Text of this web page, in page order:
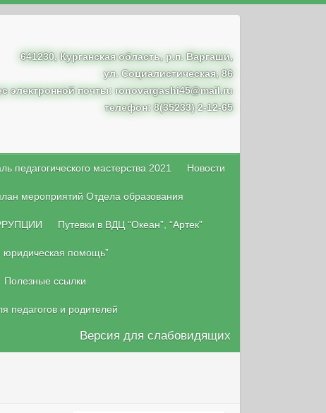
641230, Курганская область, р.п. Варгаши,
ул. Социалистическая, 86
электронной почты: ronovargashi45@mail.ru
телефон: 8(35233) 2-12-65
педагогического мастерства 2021 Новости
мероприятий Отдела образования
Путевки в ВДЦ “Океан”, “Артек”
юридическая помощь”
Полезные ссылки
педагогов и родителей
Версия для слабовидящих